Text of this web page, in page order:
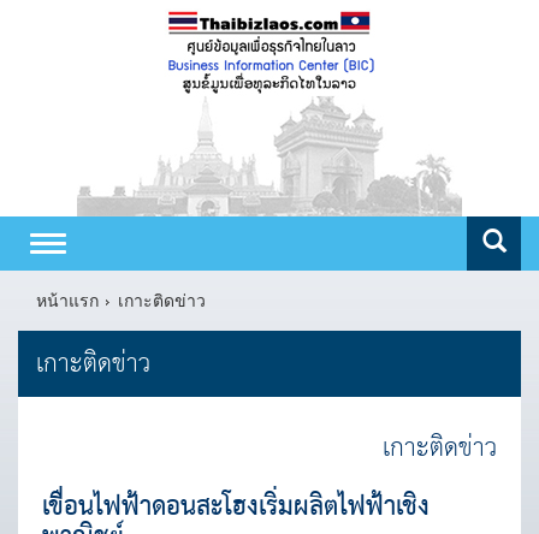
Toggle
navigation
หน้าแรก
เกาะติดข่าว
เกาะติดข่าว
เกาะติดข่าว
เขื่อนไฟฟ้าดอนสะโฮงเริ่มผลิตไฟฟ้าเชิง